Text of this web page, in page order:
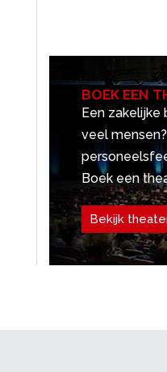
BOEK EEN
Een
veel
Boek een
Bekijk